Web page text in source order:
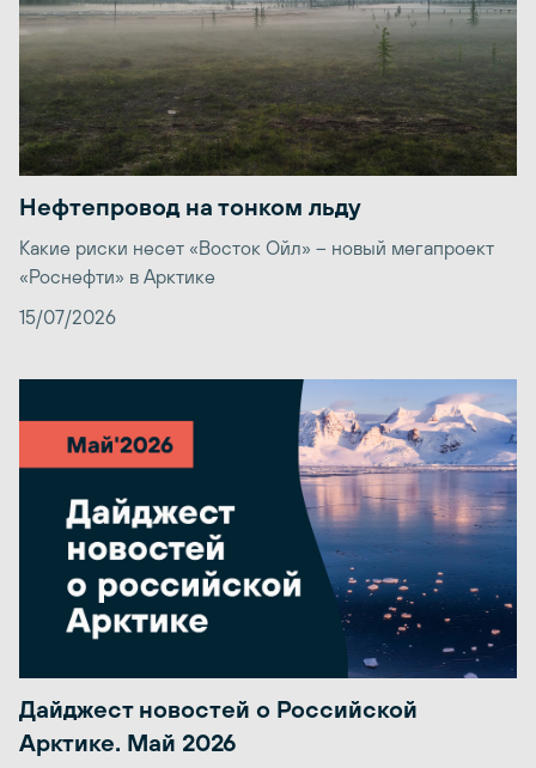
Нефтепровод на тонком льду
Какие риски несет «Восток Ойл» – новый мегапроект
«Роснефти» в Арктике
15/07/2026
Дайджест новостей о Российской
Арктике. Май 2026